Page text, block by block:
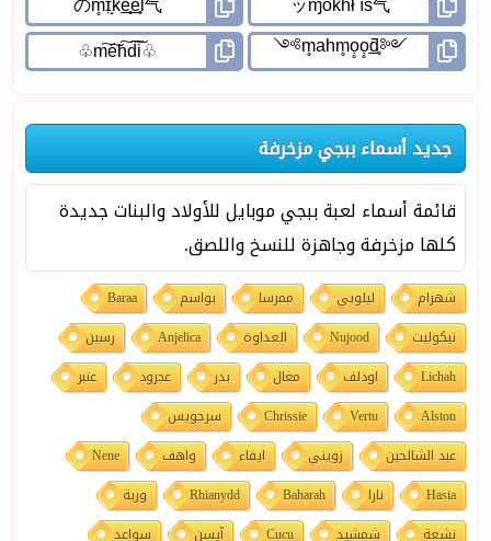
جديد أسماء ببجي مزخرفة
قائمة أسماء لعبة ببجي موبايل للأولاد والبنات جديدة
كلها مزخرفة وجاهزة للنسخ واللصق.
شهرام ليلوبي ممرسا بواسم
Baraa
نيكوليت
Nujood العداوة Anjelica
رسين
Lichah
اودلف مغال بدر عجرود
عنبر
Alston
Vertu
Chrissie
سرجويس
عبد الشالحين
زويني ايفاء واهف
Nene
Hasia
نارا Baharah
Rhianydd
وربة
نشعة
شمشيد Cucu آيسن سواعد